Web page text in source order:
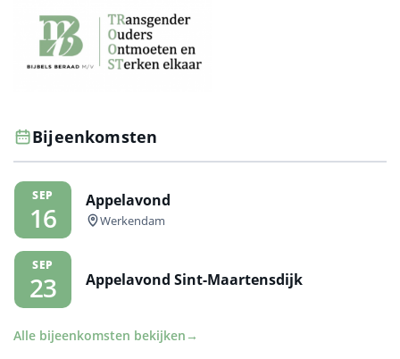
Bijeenkomsten
SEP
16
Appelavond
Werkendam
SEP
23 Appelavond Sint-Maartensdijk
Alle bijeenkomsten bekijken →